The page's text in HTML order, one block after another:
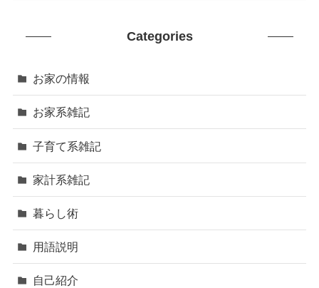
Categories
お家の情報
お家系雑記
子育て系雑記
家計系雑記
暮らし術
用語説明
自己紹介